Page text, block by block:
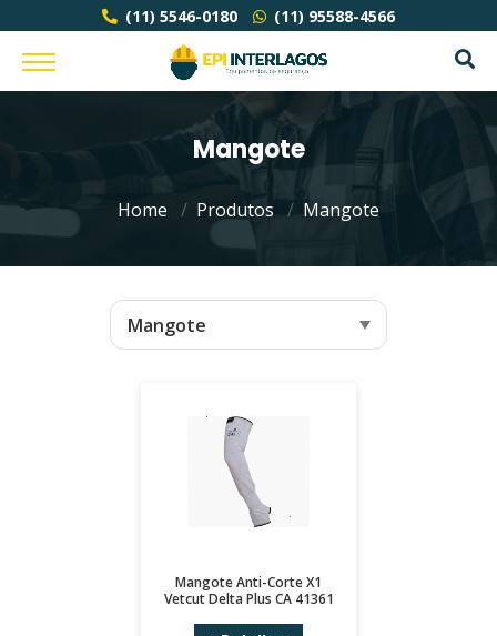
(11) 5546-0180 (11) 95588-4566
Mangote
Home Produtos Mangote
Mangote Anti-Corte X1
Vetcut Delta Plus CA 41361